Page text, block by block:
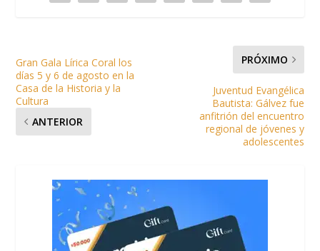
Gran Gala Lírica Coral los
días 5 y 6 de agosto en la
Casa de la Historia y la
Cultura
ANTERIOR
PRÓXIMO
Juventud Evangélica
Bautista: Gálvez fue
anfitrión del encuentro
regional de jóvenes y
adolescentes